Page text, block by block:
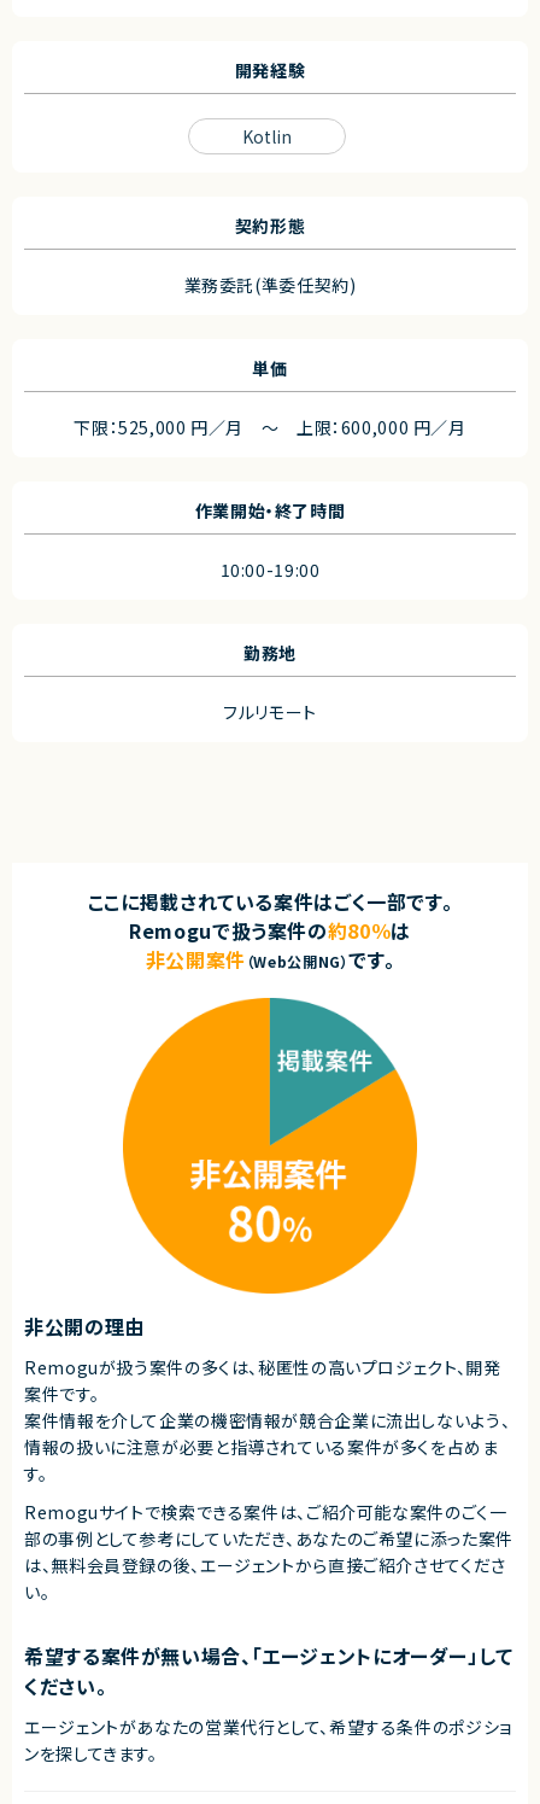
開発経験
Kotlin
契約形態
業務委託(準委任契約)
単価
下限：525,000 円／月 ～ 上限：600,000 円／月
作業開始・終了時間
10:00-19:00
勤務地
フルリモート
ここに掲載されている案件はごく一部です。
Remoguで扱う案件の約80％は
非公開案件 （Web公開NG）です。
非公開の理由
Remoguが扱う案件の多くは、秘匿性の高いプロジェクト、開発
案件です。
案件情報を介して企業の機密情報が競合企業に流出しないよう、
情報の扱いに注意が必要と指導されている案件が多くを占めま
す。
Remoguサイトで検索できる案件は、ご紹介可能な案件のごく一
部の事例として参考にしていただき、 あなたのご希望に添った案件
は、無料会員登録の後、エージェントから直接ご紹介させてくださ
い。
希望する案件が無い場合、「エージェントにオーダー」して
ください。
エージェントがあなたの営業代行として、希望する条件のポジショ
ンを探してきます。